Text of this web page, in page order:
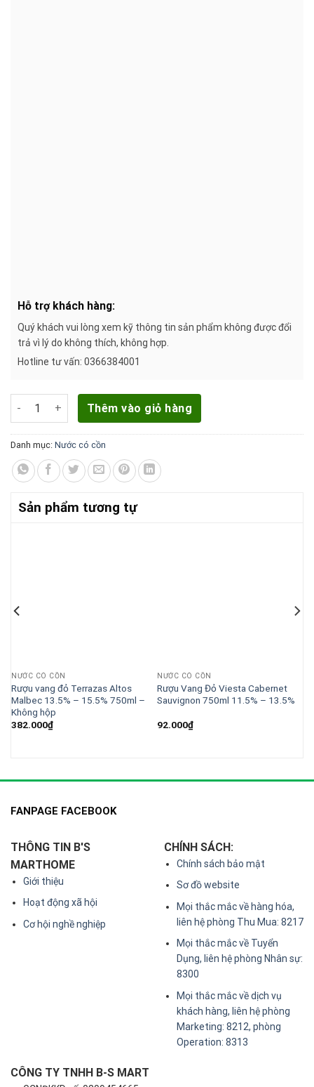
Hỗ trợ khách hàng:
Quý khách vui lòng xem kỹ thông tin sản phẩm không được đổi
trả vì lý do không thích, không hợp.
Hotline tư vấn: 0366384001
Rượu Vang Đỏ Viesta Classic 750ml 10% - 12% số lượng
Thêm vào giỏ hàng
Danh mục: Nước có cồn
Sản phẩm tương tự
NƯỚC CÓ CỒN
Rượu vang đỏ Terrazas Altos
Malbec 13.5% – 15.5% 750ml –
Không hộp
382.000₫
NƯỚC CÓ CỒN
Rượu Vang Đỏ Viesta Cabernet
Sauvignon 750ml 11.5% – 13.5%
92.000₫
FANPAGE FACEBOOK
THÔNG TIN B'S
MARTHOME
Giới thiệu
Hoạt động xã hội
Cơ hội nghề nghiệp
CHÍNH SÁCH:
Chính sách bảo mật
Sơ đồ website
Mọi thắc mắc về hàng hóa,
liên hệ phòng Thu Mua: 8217
Mọi thắc mắc về Tuyển
Dụng, liên hệ phòng Nhân sự:
8300
Mọi thắc mắc về dịch vụ
khách hàng, liên hệ phòng
Marketing: 8212, phòng
Operation: 8313
CÔNG TY TNHH B-S MART